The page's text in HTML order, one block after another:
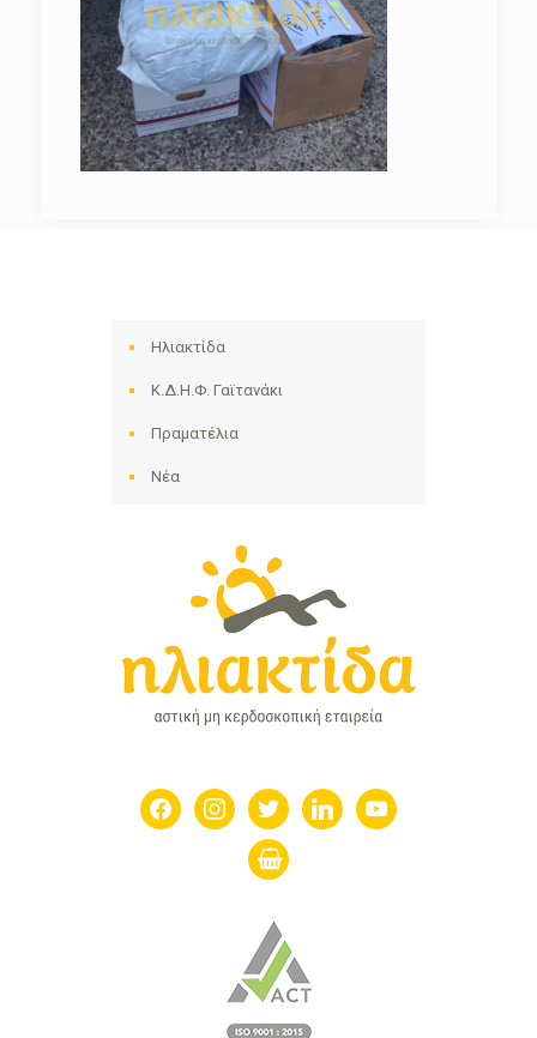
Ηλιακτίδα
Κ.Δ.Η.Φ. Γαϊτανάκι
Πραματέλια
Νέα
facebookinstagramtwitter linkedin youtube
shopping-
basket